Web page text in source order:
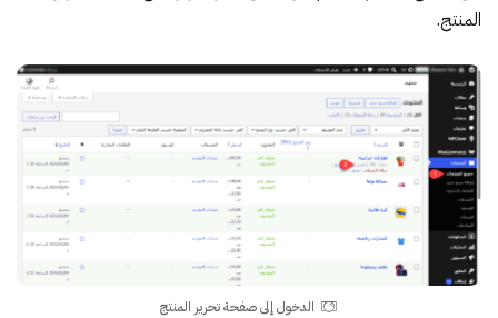
المنتج.
الدخول إلى صفحة تحرير المنتج